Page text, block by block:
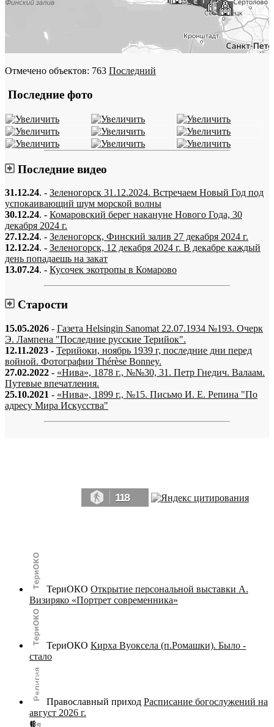
Отмечено объектов: 763 Последний
Последние фото
Последние видео
31.12.24. - Зеленогорск 31.12.2024. Встречаем Новый Год под
успокаивающий шум морской волны
30.12.24. - Комаровский берег накануне Нового Года, 30
декабря 2024 г.
27.12.24. - Зеленогорск, Финский залив 27 декабря 2024 г.
12.12.24. - Зеленогорск, 12 декабря 2024 г. В декабре каждый
день попадаешь на закат
13.07.24. - Кусочек экотропы в Комарово
Старости
15.05.2026 - Газета Helsingin Sanomat 22.07.1934 №193. Очерк
Э. Лампена "Последние русские Терийок".
12.11.2023 - Терийоки, ноябрь 1939 г, последние дни перед
войной. Фотографии Thérèse Bonney.
27.02.2022 - «Нива», 1878 г., №№30, 31. Петр Гнедич. Валаам.
Путевые впечатления.
25.10.2021 - «Нива», 1899 г., №15. Письмо И. Е. Репина "По
адресу Мира Искусства"
118
ТериОКО Открытие персональной выставки А.
Визиряко «Портрет современника»
ТериОКО Кирха Вуоксела (п.Ромашки). Было -
стало
Православный приход Расписание богослужений на
август 2026 г.